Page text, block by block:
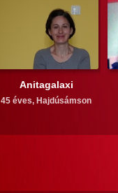
Anitagalaxi
45 éves, Hajdúsámson